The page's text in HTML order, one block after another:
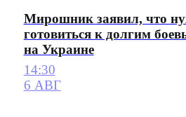
Мирошник заявил, что
готовиться к долгим
на Украине
14:30
6 АВГ